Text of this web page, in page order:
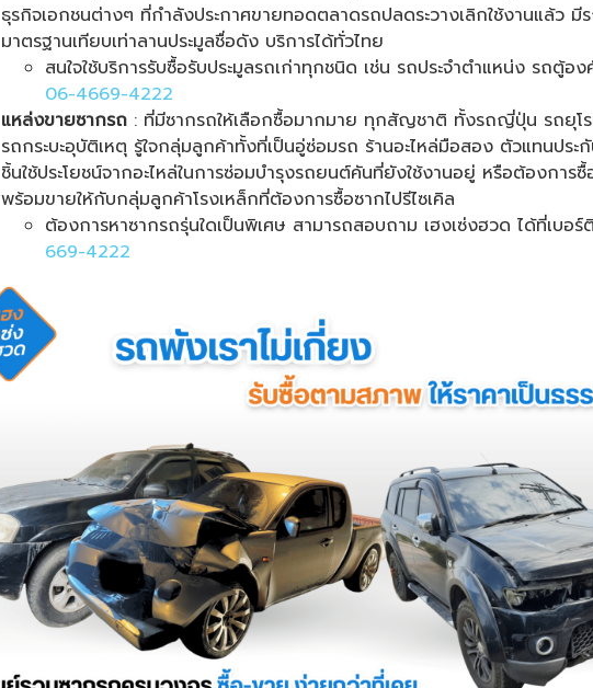
ธุรกิจเอกชนต่างๆ ที่กำลังประกาศขายทอดตลาดรถปลดระวางเลิกใช้งานแล้ว
มาตรฐานเทียบเท่าลานประมูลชื่อดัง บริการได้ทั่วไทย
สนใจใช้บริการรับซื้อรับประมูลรถเก่าทุกชนิด เช่น รถประจำตำแหน่ง รถ
06-4669-4222
แหล่งขายซากรถ : ที่มีซากรถให้เลือกซื้อมากมาย ทุกสัญชาติ ทั้งรถญี่ปุ่น รถยุโร
รถกระบะอุบัติเหตุ รู้ใจกลุ่มลูกค้าทั้งที่เป็นอู่ซ่อมรถ ร้านอะไหล่มือสอง ตัวแทนปร
ชิ้นใช้ประโยชน์จากอะไหล่ในการซ่อมบำรุงรถยนต์คันที่ยังใช้งานอยู่ หรือต้องกา
พร้อมขายให้กับกลุ่มลูกค้าโรงเหล็กที่ต้องการซื้อซากไปรีไซเคิล
ต้องการหาซากรถรุ่นใดเป็นพิเศษ สามารถสอบถาม เฮงเซ่งฮวด ได้ที่เบอ
669-4222